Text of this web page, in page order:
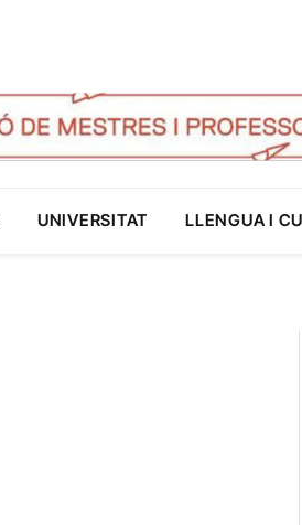
UNIVERSITAT LLENGUA I